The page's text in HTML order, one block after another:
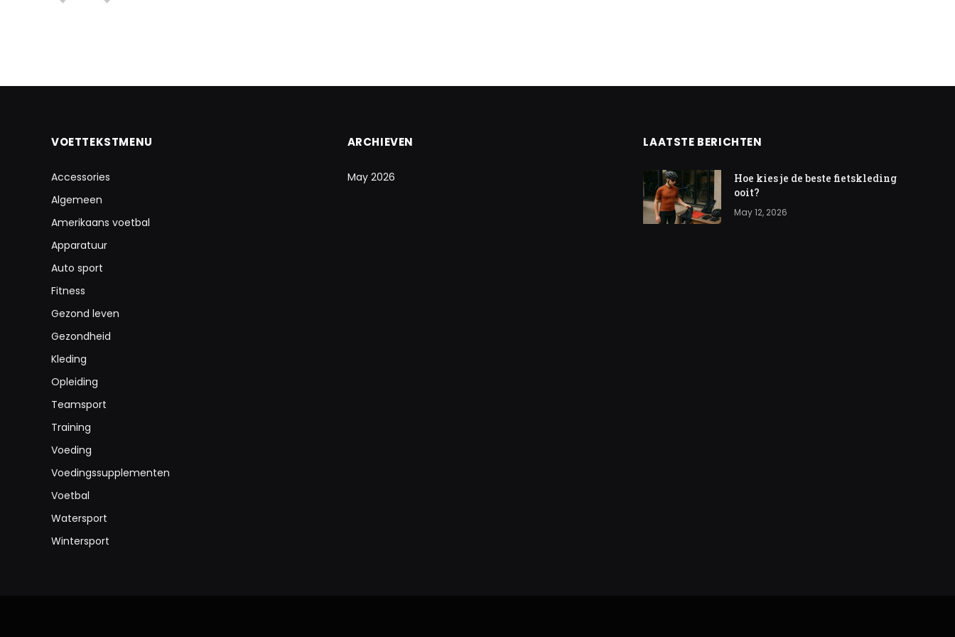
VOETTEKSTMENU
Accessories
Algemeen
Amerikaans voetbal
Apparatuur
Auto sport
Fitness
Gezond leven
Gezondheid
Kleding
Opleiding
Teamsport
Training
Voeding
Voedingssupplementen
Voetbal
Watersport
Wintersport
ARCHIEVEN
May 2026
LAATSTE BERICHTEN
Hoe kies je de beste fietskleding
ooit?
May 12, 2026